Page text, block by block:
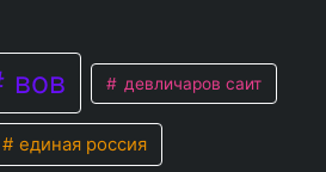
вов девличаров саит
единая россия